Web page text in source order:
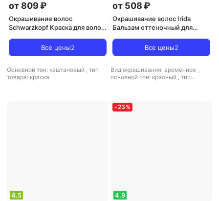
от 809 ₽
Окрашивание волос
Schwarzkopf Краска для волос
бархатный каштановый, 165
мл
Все цены2
Основной тон: каштановый , тип
товара: краска
от 508 ₽
Окрашивание волос Irida
Бальзам оттеночный для
Все цены2
Вид окрашивания: временное ,
основной тон: красный , тип
4.5
-23 %
4.9